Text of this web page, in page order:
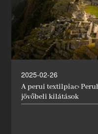
2025-02-26
A perui textilpiac:
jövőbeli kilátások